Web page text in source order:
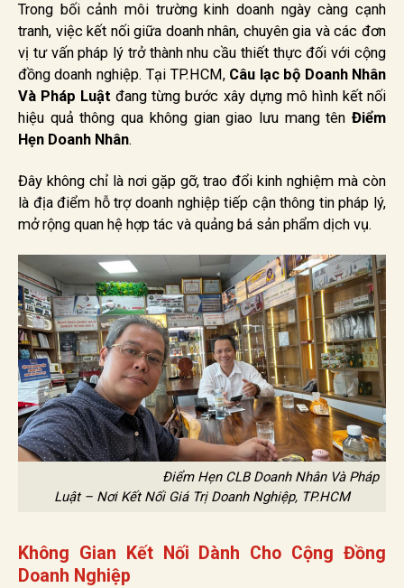
Trong bối cảnh môi trường kinh doanh ngày càng cạnh
tranh, việc kết nối giữa doanh nhân, chuyên gia và các đơn
vị tư vấn pháp lý trở thành nhu cầu thiết thực đối với cộng
đồng doanh nghiệp. Tại TP.HCM, Câu lạc bộ Doanh Nhân
Và Pháp Luật đang từng bước xây dựng mô hình kết nối
hiệu quả thông qua không gian giao lưu mang tên Điểm
Hẹn Doanh Nhân.
Đây không chỉ là nơi gặp gỡ, trao đổi kinh nghiệm mà còn
là địa điểm hỗ trợ doanh nghiệp tiếp cận thông tin pháp lý,
mở rộng quan hệ hợp tác và quảng bá sản phẩm dịch vụ.
Điểm Hẹn CLB Doanh Nhân Và Pháp
Luật – Nơi Kết Nối Giá Trị Doanh Nghiệp, TP.HCM
Không Gian Kết Nối Dành Cho Cộng Đồng
Doanh Nghiệp